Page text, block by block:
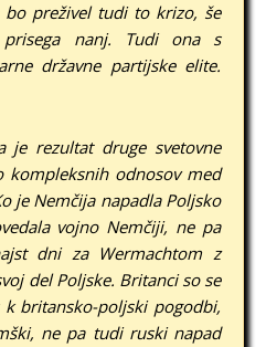
bo preživel tudi to krizo, še
prisega nanj. Tudi ona s
državne partijske elite.
je rezultat druge svetovne
kompleksnih odnosov med
je Nemčija napadla Poljsko
vojno Nemčiji, ne pa
dni za Wermachtom z
del Poljske. Britanci so se
britansko-poljski pogodbi,
ne pa tudi ruski napad